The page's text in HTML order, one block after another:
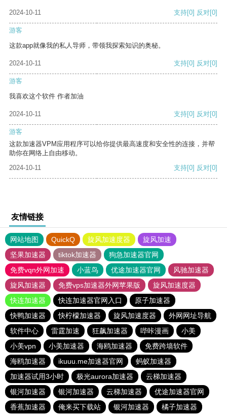
2024-10-11 支持[0] 反对[0]
游客
这款app就像我的私人导师，带领我探索知识的奥秘。
2024-10-11 支持[0] 反对[0]
游客
我喜欢这个软件 作者加油
2024-10-11 支持[0] 反对[0]
游客
这款加速器VPM应用程序可以给你提供最高速度和安全性的连接，并帮
助你在网络上自由移动。
2024-10-11
支持[0] 反对[0]
友情链接
网站地图 QuickQ 旋风加速度器
旋风加速
坚果加速器
tiktok加速器
狗急加速器官网
免费vqn外网加速
小蓝鸟 优途加速器官网
风驰加速器
旋风加速器
免费vps加速器外网苹果版
旋风加速度器
快连加速器
快连加速器官网入口
原子加速器
快鸭加速器
快柠檬加速器 旋风加速度器
外网网址导航
软件中心
雷霆加速 狂飙加速器 哔咔漫画
小美
小美vpn
小美加速器 海鸥加速器
免费跨墙软件
海鸥加速器
ikuuu.me加速器官网
蚂蚁加速器
加速器试用3小时
极光aurora加速器
云梯加速器
银河加速器
银河加速器 云梯加速器
优途加速器官网
香蕉加速器
俺来买下载站 银河加速器 橘子加速器